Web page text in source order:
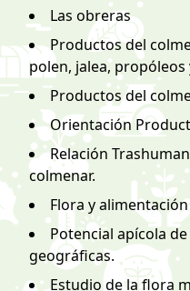
Las obreras
Productos del
polen, jalea, propóleos
Productos del
Orientación
Relación
colmenar.
Flora y
Potencial apícola
geográficas.
Estudio de la flora